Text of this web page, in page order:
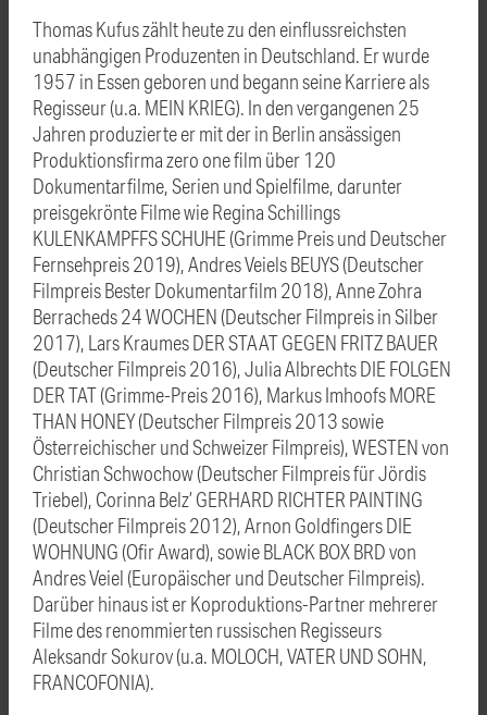
Thomas Kufus zählt heute zu den einflussreichsten
unabhängigen Produzenten in Deutschland. Er wurde
1957 in Essen geboren und begann seine Karriere als
Regisseur (u.a. MEIN KRIEG). In den vergangenen 25
Jahren produzierte er mit der in Berlin ansässigen
Produktionsfirma zero one film über 120
Dokumentarfilme, Serien und Spielfilme, darunter
preisgekrönte Filme wie Regina Schillings
KULENKAMPFFS SCHUHE (Grimme Preis und Deutscher
Fernsehpreis 2019), Andres Veiels BEUYS (Deutscher
Filmpreis Bester Dokumentarfilm 2018), Anne Zohra
Berracheds 24 WOCHEN (Deutscher Filmpreis in Silber
2017), Lars Kraumes DER STAAT GEGEN FRITZ BAUER
(Deutscher Filmpreis 2016), Julia Albrechts DIE FOLGEN
DER TAT (Grimme-Preis 2016), Markus Imhoofs MORE
THAN HONEY (Deutscher Filmpreis 2013 sowie
Österreichischer und Schweizer Filmpreis), WESTEN von
Christian Schwochow (Deutscher Filmpreis für Jördis
Triebel), Corinna Belz’ GERHARD RICHTER PAINTING
(Deutscher Filmpreis 2012), Arnon Goldfingers DIE
WOHNUNG (Ofir Award), sowie BLACK BOX BRD von
Andres Veiel (Europäischer und Deutscher Filmpreis).
Darüber hinaus ist er Koproduktions-Partner mehrerer
Filme des renommierten russischen Regisseurs
Aleksandr Sokurov (u.a. MOLOCH, VATER UND SOHN,
FRANCOFONIA).